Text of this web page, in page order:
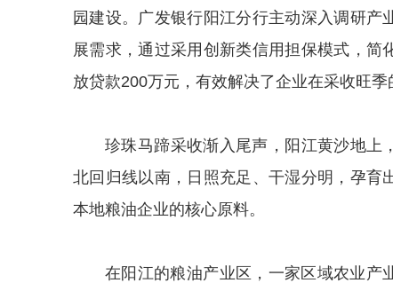
园建设。广发银行阳江分行主动深入调研
展需求，通过采用创新类信用担保模式，
放贷款200万元，有效解决了企业在采收旺季
珍珠马蹄采收渐入尾声，阳江黄沙地上
北回归线以南，日照充足、干湿分明，孕育
本地粮油企业的核心原料。
在阳江的粮油产业区，一家区域农业产